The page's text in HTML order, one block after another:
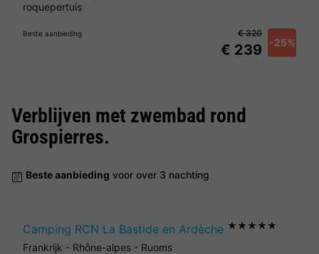
roquepertuis
Beste aanbieding
€ 239 -25%
€ 320
Verblijven met zwembad rond
Grospierres.
Beste aanbieding voor over 3 nachting
Camping RCN La Bastide en Ardèche ★★★★★
Frankrijk - Rhône-alpes - Ruoms